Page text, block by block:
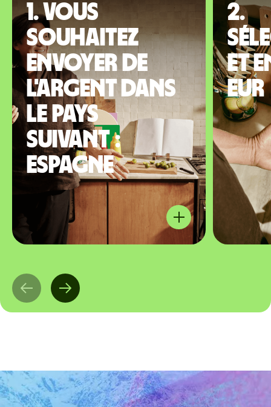
1. Vous
souhaitez
envoyer de
l'argent dans
le pays
suivant :
Espagne
2.
et
EUR